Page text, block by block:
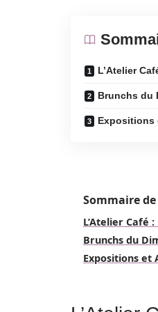
L’Atelier
Brunchs du
Expositions
Sommaire
L’Atelier Café
Brunchs du
Expositions et